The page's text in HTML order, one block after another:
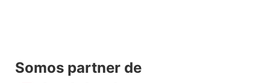
Somos partner de